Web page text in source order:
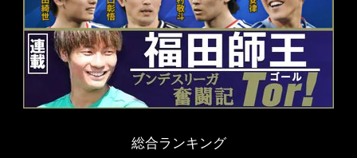
総合ランキング